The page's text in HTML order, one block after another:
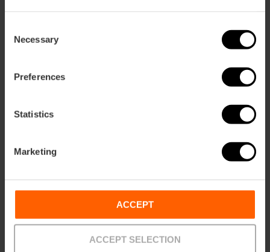
Selection
Necessary
Preferences
Statistics
Marketing
ACCEPT
ACCEPT SELECTION
Llengua de signes